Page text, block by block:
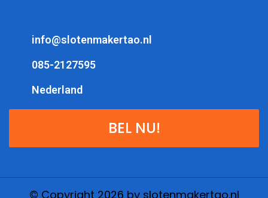
info@slotenmakertao.nl
085-2127595
Nederland
BEL NU!
© Copyright 2026 by slotenmakertao.nl